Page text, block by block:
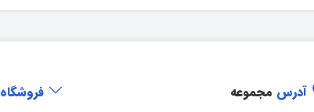
آدرس مجموعه فروشگاه